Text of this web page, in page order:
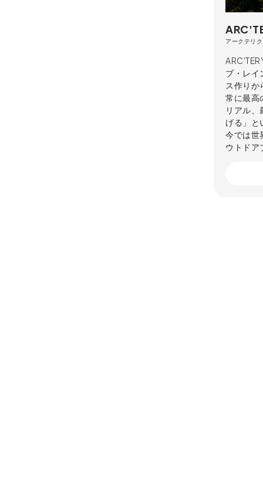
アークテリ
ブ・レイ
ス作りか
常に最高
リアル
げる」と
今では世
ウトドア